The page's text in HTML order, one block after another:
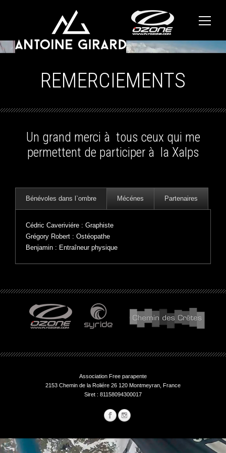
REMERCIEMENTS
Un grand merci à tous ceux qui me
permettent de participer à la Xalps
Bénévoles dans l`ombre Mécénes Partenaires
Cédric Caveriviére : Graphiste
Grégory Robert : Ostéopathe
Benjamin : Entraîneur physique
Association Free parapente
2153 Chemin de la Roliére 26 120 Montmeyran, France
Siret : 81158094300017